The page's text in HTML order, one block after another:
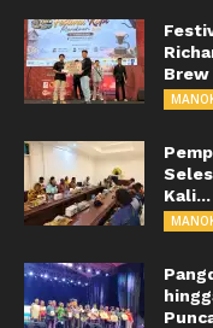
Brew
Kali...